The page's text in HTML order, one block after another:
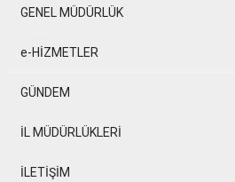
GENEL MÜDÜRLÜK
e-HİZMETLER
GÜNDEM
İL MÜDÜRLÜKLERİ
İLETİŞİM